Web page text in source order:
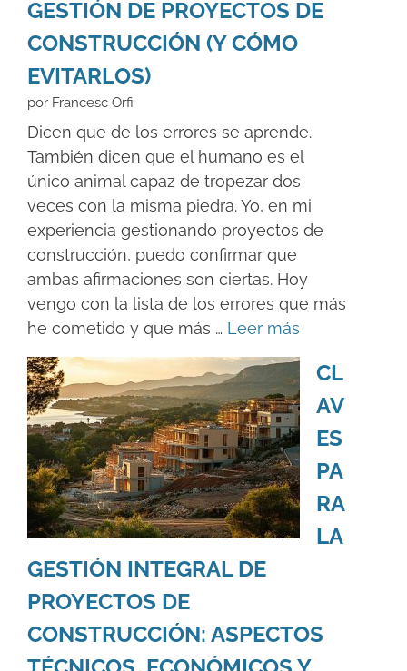
GESTIÓN DE PROYECTOS DE
CONSTRUCCIÓN (Y CÓMO
EVITARLOS)
por Francesc Orfi
Dicen que de los errores se aprende.
También dicen que el humano es el
único animal capaz de tropezar dos
veces con la misma piedra. Yo, en mi
experiencia gestionando proyectos de
construcción, puedo confirmar que
ambas afirmaciones son ciertas. Hoy
vengo con la lista de los errores que más
he cometido y que más … Leer más
CL
AV
ES
PA
RA
LA
GESTIÓN INTEGRAL DE
PROYECTOS DE
CONSTRUCCIÓN: ASPECTOS